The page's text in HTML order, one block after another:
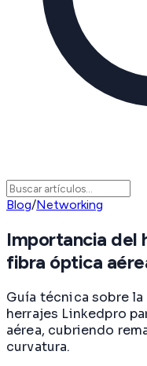
Blog/Networking
Importancia del
fibra óptica
Guía técnica sobre
herrajes Linkedpro
aérea, cubriendo
curvatura.